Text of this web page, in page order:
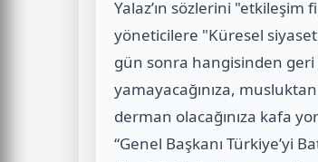
Yalaz’ın sözlerini "etkileşim
yöneticilere "Küresel
gün sonra hangisinden geri
yamayacağınıza,
derman olacağınıza kafa
“Genel Başkanı Türkiye’yi